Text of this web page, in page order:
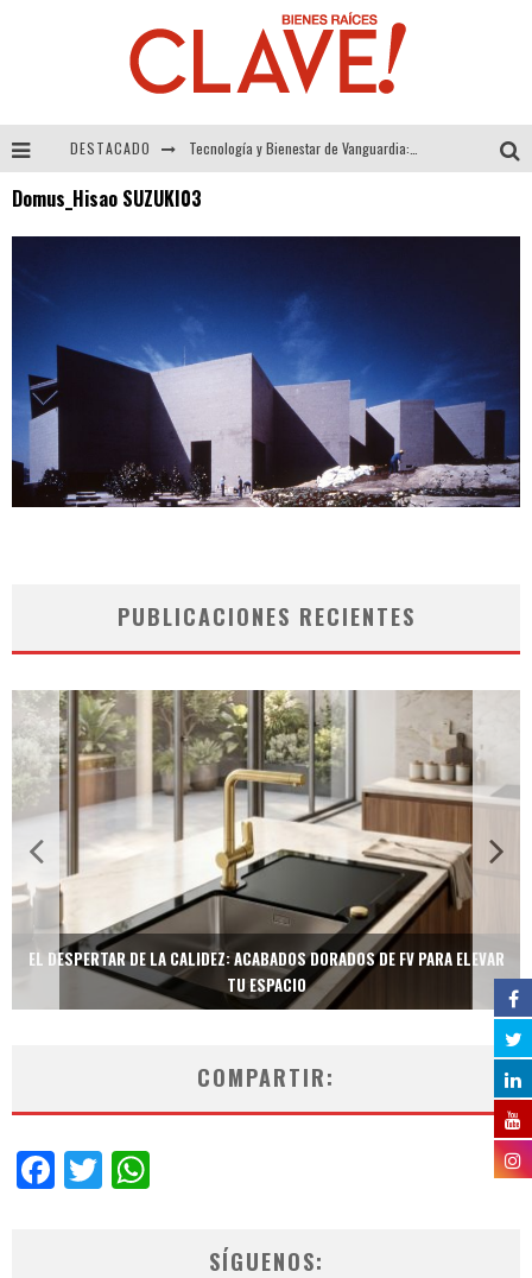
DESTACADO
Alexandra Bedoya – La Constancia detrás de La Paletería
Domus_Hisao SUZUKI03
PUBLICACIONES RECIENTES
EL DESPERTAR DE LA CALIDEZ: ACABADOS DORADOS DE FV PARA ELEVAR
TU ESPACIO
COMPARTIR:
Facebook
Twitter
SÍGUENOS: